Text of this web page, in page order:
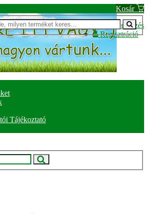
Kosár
Bejelentkezés
Regisztráció
Tájékoztató